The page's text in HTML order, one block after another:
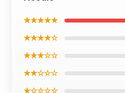
★★★★★
★★★★☆
★★★☆☆
★★☆☆☆
★☆☆☆☆